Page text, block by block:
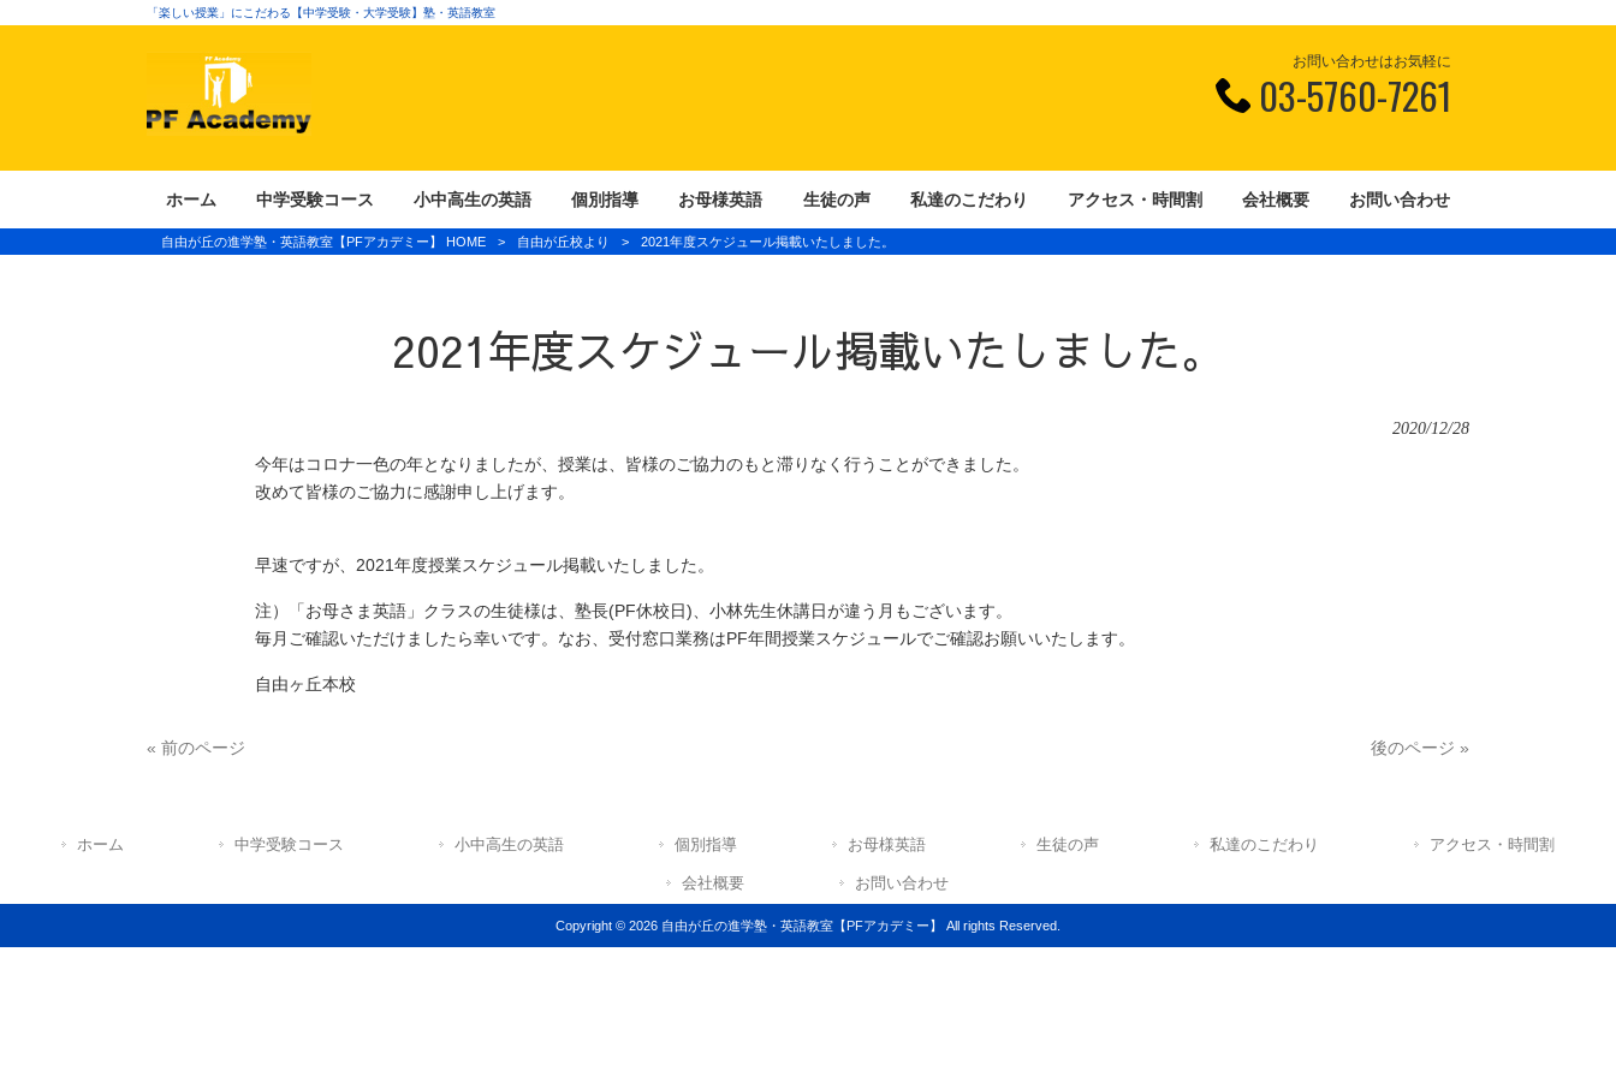
「楽しい授業」にこだわる【中学受験・大学受験】塾・英語教室
03-5760-7261
お問い合わせはお気軽に
ホーム 中学受験コース 小中高生の英語 個別指導 お母様英語 生徒の声 私達のこだわり アクセス・時間割 会社概要 お問い合わせ
自由が丘の進学塾・英語教室【PFアカデミー】 HOME > 自由が丘校より > 2021年度スケジュール掲載いたしました。
2021年度スケジュール掲載いたしました。
2020/12/28
今年はコロナ一色の年となりましたが、授業は、皆様のご協力のもと滞りなく行うことができました。
改めて皆様のご協力に感謝申し上げます。
早速ですが、2021年度授業スケジュール掲載いたしました。
注）「お母さま英語」クラスの生徒様は、塾長(PF休校日)、小林先生休講日が違う月もございます。
毎月ご確認いただけましたら幸いです。なお、受付窓口業務はPF年間授業スケジュールでご確認お願いいたします。
自由ヶ丘本校
« 前のページ 後のページ »
ホーム 中学受験コース 小中高生の英語 個別指導 お母様英語 生徒の声 私達のこだわり アクセス・時間割
会社概要 お問い合わせ
Copyright © 2026 自由が丘の進学塾・英語教室【PFアカデミー】 All rights Reserved.